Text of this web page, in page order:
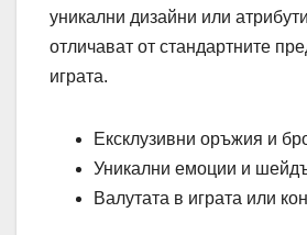
уникални дизайни или
отличават от стандартните
играта.
Ексклузивни оръжия и
Уникални емоции и
Валутата в играта или